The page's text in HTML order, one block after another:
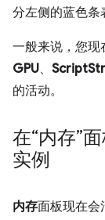
分左侧的蓝色条
一般来说，您现
GPU、
的活动。
在“内存”
实例
内存面板现在会